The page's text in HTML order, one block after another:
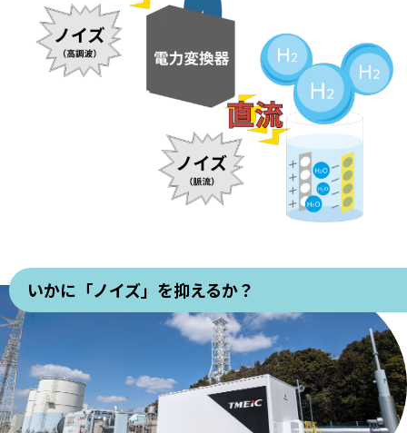
いかに「ノイズ」を抑えるか？